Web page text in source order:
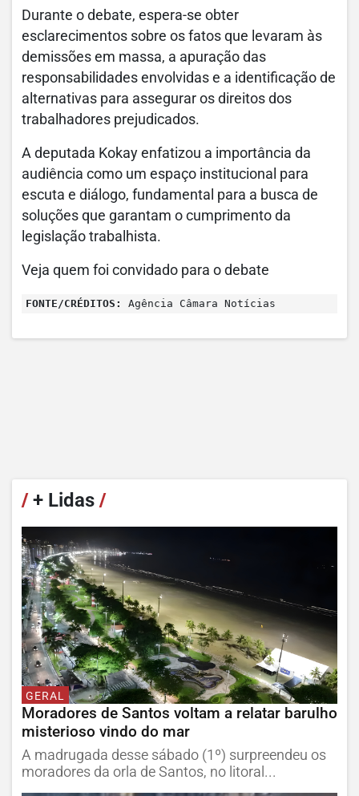
Durante o debate, espera-se obter
esclarecimentos sobre os fatos que levaram às
demissões em massa, a apuração das
responsabilidades envolvidas e a identificação de
alternativas para assegurar os direitos dos
trabalhadores prejudicados.
A deputada Kokay enfatizou a importância da
audiência como um espaço institucional para
escuta e diálogo, fundamental para a busca de
soluções que garantam o cumprimento da
legislação trabalhista.
Veja quem foi convidado para o debate
FONTE/CRÉDITOS: Agência Câmara Notícias
/+ Lidas /
GERAL
Moradores de Santos voltam a relatar barulho
misterioso vindo do mar
A madrugada desse sábado (1º) surpreendeu os
moradores da orla de Santos, no litoral...